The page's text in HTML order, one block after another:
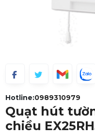
Hotline:0989310979
Quạt hút
chiều